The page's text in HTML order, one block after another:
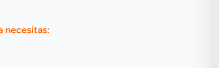
necesitas: